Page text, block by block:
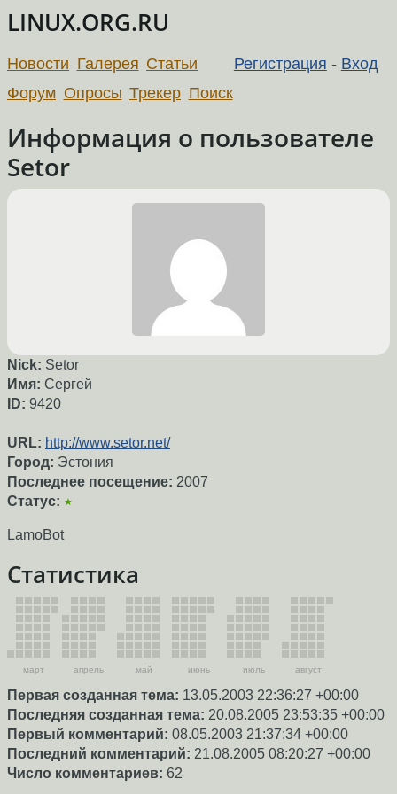
LINUX.ORG.RU
Регистрация - Вход
Новости Галерея Статьи
Форум Опросы Трекер Поиск
Информация о пользователе
Setor
Nick: Setor
Имя: Сергей
ID: 9420
URL: http://www.setor.net/
Город: Эстония
Последнее посещение: 2007
Статус: ★
LamoBot
Статистика
март апрель май июнь июль август
Первая созданная тема: 13.05.2003 22:36:27 +00:00
Последняя созданная тема: 20.08.2005 23:53:35 +00:00
Первый комментарий: 08.05.2003 21:37:34 +00:00
Последний комментарий: 21.08.2005 08:20:27 +00:00
Число комментариев: 62